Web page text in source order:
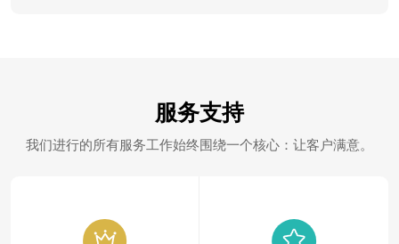
服务支持
我们进行的所有服务工作始终围绕一个核心：让客户满意。